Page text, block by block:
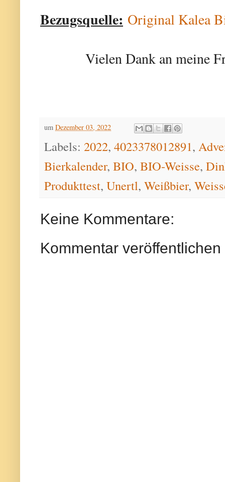
Bezugsquelle: Original Kalea
Vielen Dank an meine
um Dezember 03, 2022
Labels: 2022, 4023378012891,
Bierkalender, BIO, BIO-Weisse,
Produkttest, Unertl, Weißbier,
Keine Kommentare:
Kommentar veröffentlichen